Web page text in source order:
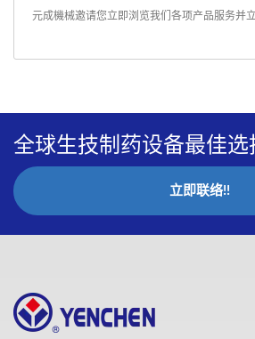
元成機械邀请您立即浏览我们各项产品服务并
全球生技制药设备最佳
立即联络!!